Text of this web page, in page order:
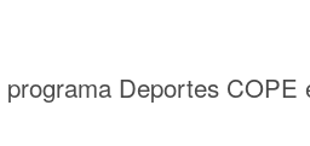
Deportes COPE